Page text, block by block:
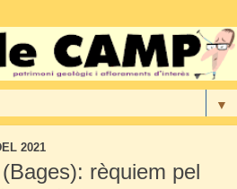
▼
2021
rèquiem pel